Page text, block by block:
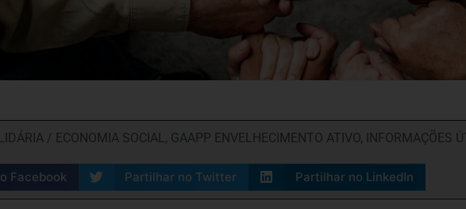
/ ECONOMIA SOCIAL , GAAPP ENVELHECIMENTO ATIVO, INFORMAÇÕES
Facebook Partilhar no Twitter Partilhar no LinkedIn